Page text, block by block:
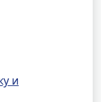
и